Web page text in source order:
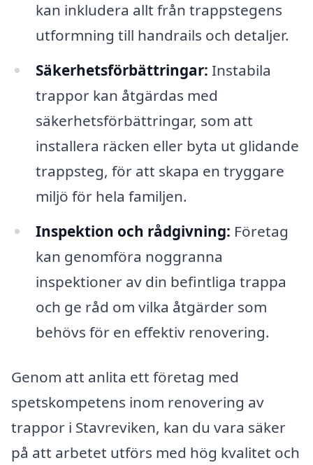
kan inkludera allt från trappstegens
utformning till handrails och detaljer.
Säkerhetsförbättringar: Instabila
trappor kan åtgärdas med
säkerhetsförbättringar, som att
installera räcken eller byta ut glidande
trappsteg, för att skapa en tryggare
miljö för hela familjen.
Inspektion och rådgivning: Företag
kan genomföra noggranna
inspektioner av din befintliga trappa
och ge råd om vilka åtgärder som
behövs för en effektiv renovering.
Genom att anlita ett företag med
spetskompetens inom renovering av
trappor i Stavreviken, kan du vara säker
på att arbetet utförs med hög kvalitet och